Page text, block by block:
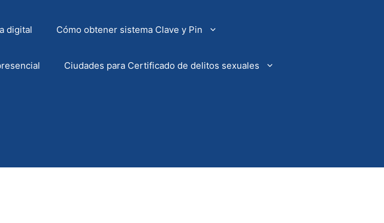
digital Cómo obtener sistema Clave y Pin
Ciudades para Certificado de delitos sexuales